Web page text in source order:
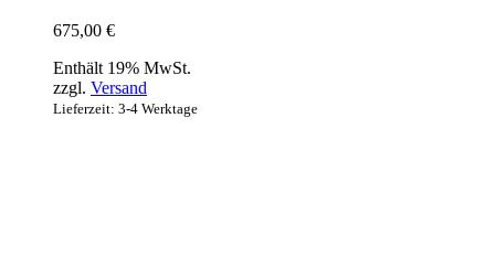
675,00 €
Enthält 19% MwSt.
zzgl. Versand
Lieferzeit: 3-4 Werktage